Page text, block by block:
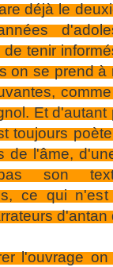
déjà le
tenir
on se prend à
Et
toujours
de l'âme,
son
ce qui
d'antan
l'ouvrage